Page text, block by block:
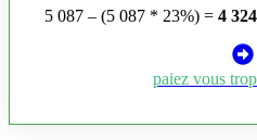
5 087 – (5 087 * 23%) = 4
paiez vous